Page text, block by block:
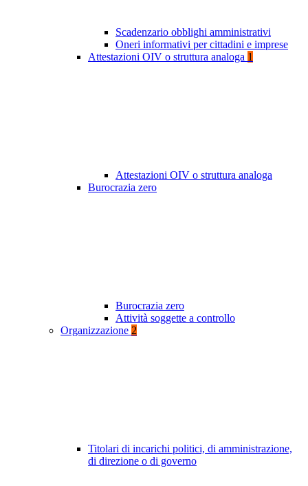
Scadenzario obblighi amministrativi
Oneri informativi per cittadini e imprese
Attestazioni OIV o struttura analoga 1
Attestazioni OIV o struttura analoga
Burocrazia zero
Burocrazia zero
Attività soggette a controllo
Organizzazione 2
Titolari di incarichi politici, di amministrazione,
di direzione o di governo